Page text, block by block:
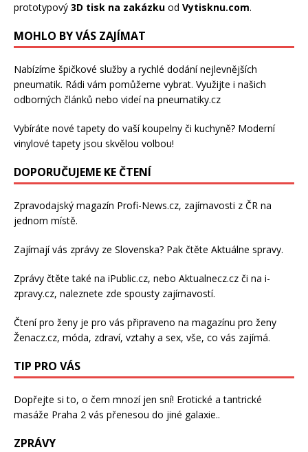
prototypový 3D tisk na zakázku od Vytisknu.com.
MOHLO BY VÁS ZAJÍMAT
Nabízíme špičkové služby a rychlé dodánínejlevnějších
pneumatik. Rádi vám pomůžeme vybrat. Využijte i našich
odborných článků nebo videí na pneumatiky.cz
Vybíráte nové tapety do vaší koupelny či kuchyně? Moderní
vinylové tapety jsou skvělou volbou!
DOPORUČUJEME KE ČTENÍ
Zpravodajský magazín Profi-News.cz, zajímavosti z ČR na
jednom místě.
Zajímají vás zprávy ze Slovenska? Pak čtěte Aktuálne spravy.
Zprávy čtěte také na iPublic.cz, nebo Aktualnecz.cz či na i-
zpravy.cz, naleznete zde spousty zajímavostí.
Čtení pro ženy je pro vás připraveno na magazínu pro ženy
Ženacz.cz, móda, zdraví, vztahy a sex, vše, co vás zajímá.
TIP PRO VÁS
Dopřejte si to, o čem mnozí jen sní! Erotické a tantrické
masáže Praha 2 vás přenesou do jiné galaxie..
ZPRÁVY